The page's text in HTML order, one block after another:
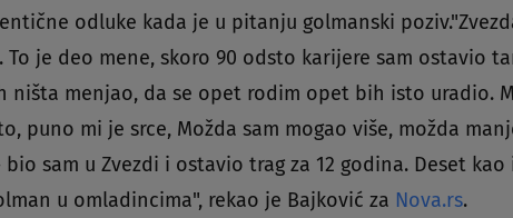
odluke kada je u pitanju golmanski
To je deo mene, skoro 90 odsto karijere sam ostavio
ništa menjao, da se opet rodim opet bih isto uradio.
puno mi je srce, Možda sam mogao više, možda
sam u Zvezdi i ostavio trag za 12 godina. Deset kao
u omladincima", rekao je Bajković za Nova.rs.